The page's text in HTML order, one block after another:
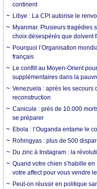
continent
Libye : La CPI autorise le
Myanmar. Plusieurs tragédies
choix désespérés que doivent
Pourquoi l’Organisation
français
Le conflit au Moyen-Orient
supplémentaires dans la
Venezuela : après les secours
reconstruction
Canicule : près de 10.000
se préparer
Ebola : l’Ouganda entame le
Rohingyas : plus de 500
Du zinc à Instagram : la
Quand votre chien s’habille
votre affect pour vous vendre
Peut-on réussir en politique